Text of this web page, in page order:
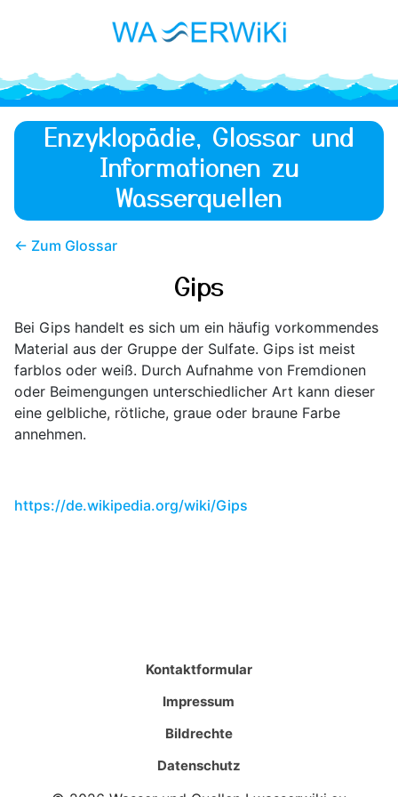
Enzyklopädie, Glossar und
Informationen zu
Wasserquellen
← Zum Glossar
Gips
Bei Gips handelt es sich um ein häufig vorkommendes
Material aus der Gruppe der Sulfate. Gips ist meist
farblos oder weiß. Durch Aufnahme von Fremdionen
oder Beimengungen unterschiedlicher Art kann dieser
eine gelbliche, rötliche, graue oder braune Farbe
annehmen.
https://de.wikipedia.org/wiki/Gips
Kontaktformular
Impressum
Bildrechte
Datenschutz